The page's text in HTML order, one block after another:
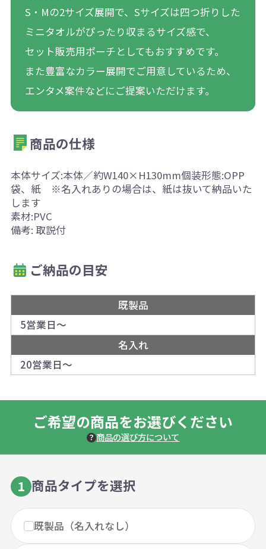
S・Mの2サイズ展開で、Sサイズは四つ折りした
ミニタオルがぴったり収まるサイズ感で、
セット販売用ポーチとしてもおすすめです。
また豊富なカラー展開でご用意しているため、
エンタメ案件などにご提案いただけます。
商品の仕様
本体サイズ:本体／約W140×H130mm個装形態:OPP
袋、紙 ※名入れありの場合は、紙は抜いて納品いた
します
素材:PVC
備考: 取説付
ご納品の目安
既製品
5営業日～
名入れ
20営業日～
ご希望の商品をお選びください
商品の選び方について
1 商品タイプを選択
既製品（名入れなし）